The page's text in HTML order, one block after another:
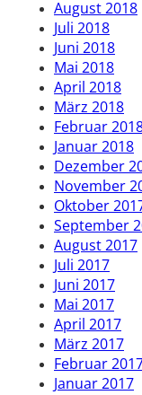
August 2018
Juli 2018
Juni 2018
Mai 2018
April 2018
März 2018
Februar
Januar 2018
Dezember
November
Oktober
September
August 2017
Juli 2017
Juni 2017
Mai 2017
April 2017
März 2017
Februar
Januar 2017